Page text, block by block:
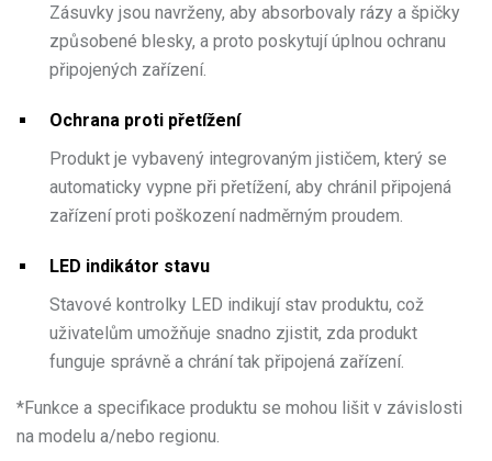
Zásuvky jsou navrženy, aby absorbovaly rázy a špičky
způsobené blesky, a proto poskytují úplnou ochranu
připojených zařízení.
Ochrana proti přetížení
Produkt je vybavený integrovaným jističem, který se
automaticky vypne při přetížení, aby chránil připojená
zařízení proti poškození nadměrným proudem.
LED indikátor stavu
Stavové kontrolky LED indikují stav produktu, což
uživatelům umožňuje snadno zjistit, zda produkt
funguje správně a chrání tak připojená zařízení.
*Funkce a specifikace produktu se mohou lišit v závislosti
na modelu a/nebo regionu.